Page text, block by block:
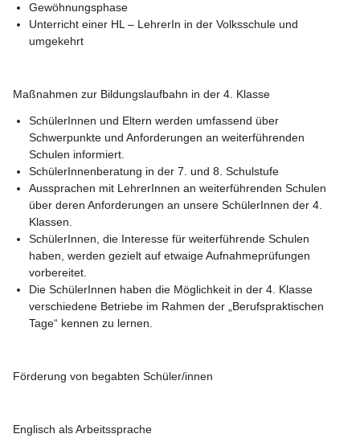
Gewöhnungsphase
Unterricht einer HL – LehrerIn in der Volksschule und
umgekehrt
Maßnahmen zur Bildungslaufbahn in der 4. Klasse
SchülerInnen und Eltern werden umfassend über
Schwerpunkte und Anforderungen an weiterführenden
Schulen informiert.
SchülerInnenberatung in der 7. und 8. Schulstufe
Aussprachen mit LehrerInnen an weiterführenden Schulen
über deren Anforderungen an unsere SchülerInnen der 4.
Klassen.
SchülerInnen, die Interesse für weiterführende Schulen
haben, werden gezielt auf etwaige Aufnahmeprüfungen
vorbereitet.
Die SchülerInnen haben die Möglichkeit in der 4. Klasse
verschiedene Betriebe im Rahmen der „Berufspraktischen
Tage“ kennen zu lernen.
Förderung von begabten Schüler/innen
Englisch als Arbeitssprache